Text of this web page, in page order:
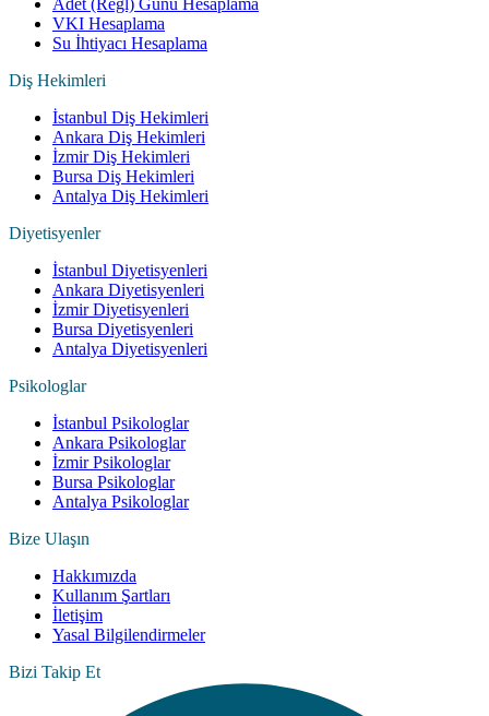
Adet (Regl) Günü Hesaplama
VKI Hesaplama
Su İhtiyacı Hesaplama
Diş Hekimleri
İstanbul Diş Hekimleri
Ankara Diş Hekimleri
İzmir Diş Hekimleri
Bursa Diş Hekimleri
Antalya Diş Hekimleri
Diyetisyenler
İstanbul Diyetisyenleri
Ankara Diyetisyenleri
İzmir Diyetisyenleri
Bursa Diyetisyenleri
Antalya Diyetisyenleri
Psikologlar
İstanbul Psikologlar
Ankara Psikologlar
İzmir Psikologlar
Bursa Psikologlar
Antalya Psikologlar
Bize Ulaşın
Hakkımızda
Kullanım Şartları
İletişim
Yasal Bilgilendirmeler
Bizi Takip Et